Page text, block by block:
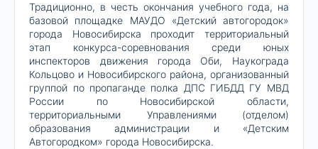
Традиционно, в честь окончания учебного года, на
базовой площадке МАУДО «Детский автогородок»
города Новосибирска проходит территориальный
этап конкурса-соревнования среди юных
инспекторов движения города Оби, Наукограда
Кольцово и Новосибирского района, организованный
группой по пропаганде полка ДПС ГИБДД ГУ МВД
России по Новосибирской области,
территориальными Управлениями (отделом)
образования администрации и «Детским
Автогородком» города Новосибирска.